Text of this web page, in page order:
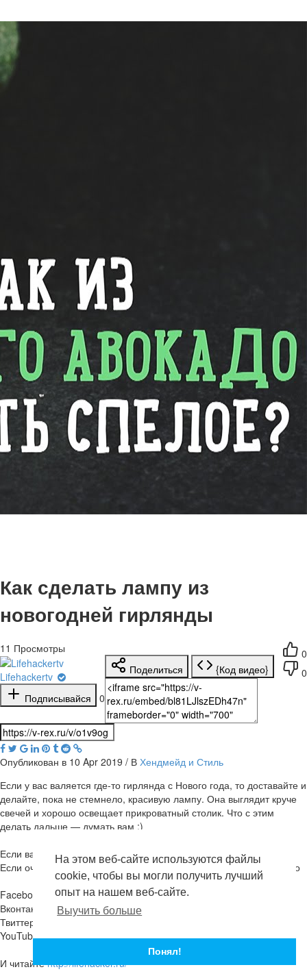
На этом веб-сайте используются файлы
cookie, чтобы вы могли получить лучший
опыт на нашем веб-сайте.
Выучить больше
Понял!
Как сделать лампу из
новогодней гирлянды
0
0
11 Просмотры
Lifehackertv
Подписывайся
0
Поделиться {Код видео}
Опубликован в 10 Apr 2019 / В Хендмейд и Стиль
Если у вас валяется где-то гирлянда с Нового года, то доставайте и
делайте, пока не стемнело, красивую лампу. Она выглядит круче
свечей и хорошо освещает прикроватный столик. Что с этим
делать дальше — думать вам ;)
Если вам понравилось видео - жмите лайк
Если очень понравилось - подписывайтесь на нас там, где удобно
Facebook:
https://www.facebook.com/lifehacker.ru
Вконтакте:
https://vk.com/lifehacker_ru
Твиттер:
YouTube:http://www.youtube.com/user/lifehackertv
И читайтеhttp://lifehacker.ru/